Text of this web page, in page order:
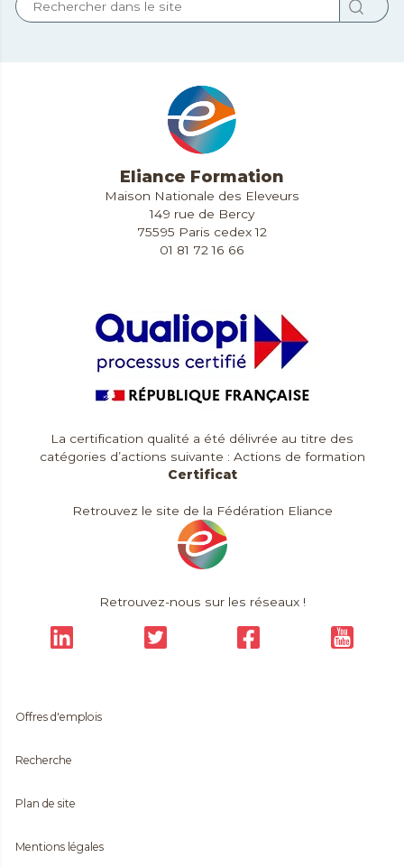
Eliance Formation
Maison Nationale des Eleveurs
149 rue de Bercy
75595 Paris cedex 12
01 81 72 16 66
La certification qualité a été délivrée au titre des
catégories d’actions suivante : Actions de formation
Certificat
Retrouvez le site de la Fédération Eliance
Retrouvez-nous sur les réseaux !
Offres d'emplois
Recherche
Plan de site
Mentions légales